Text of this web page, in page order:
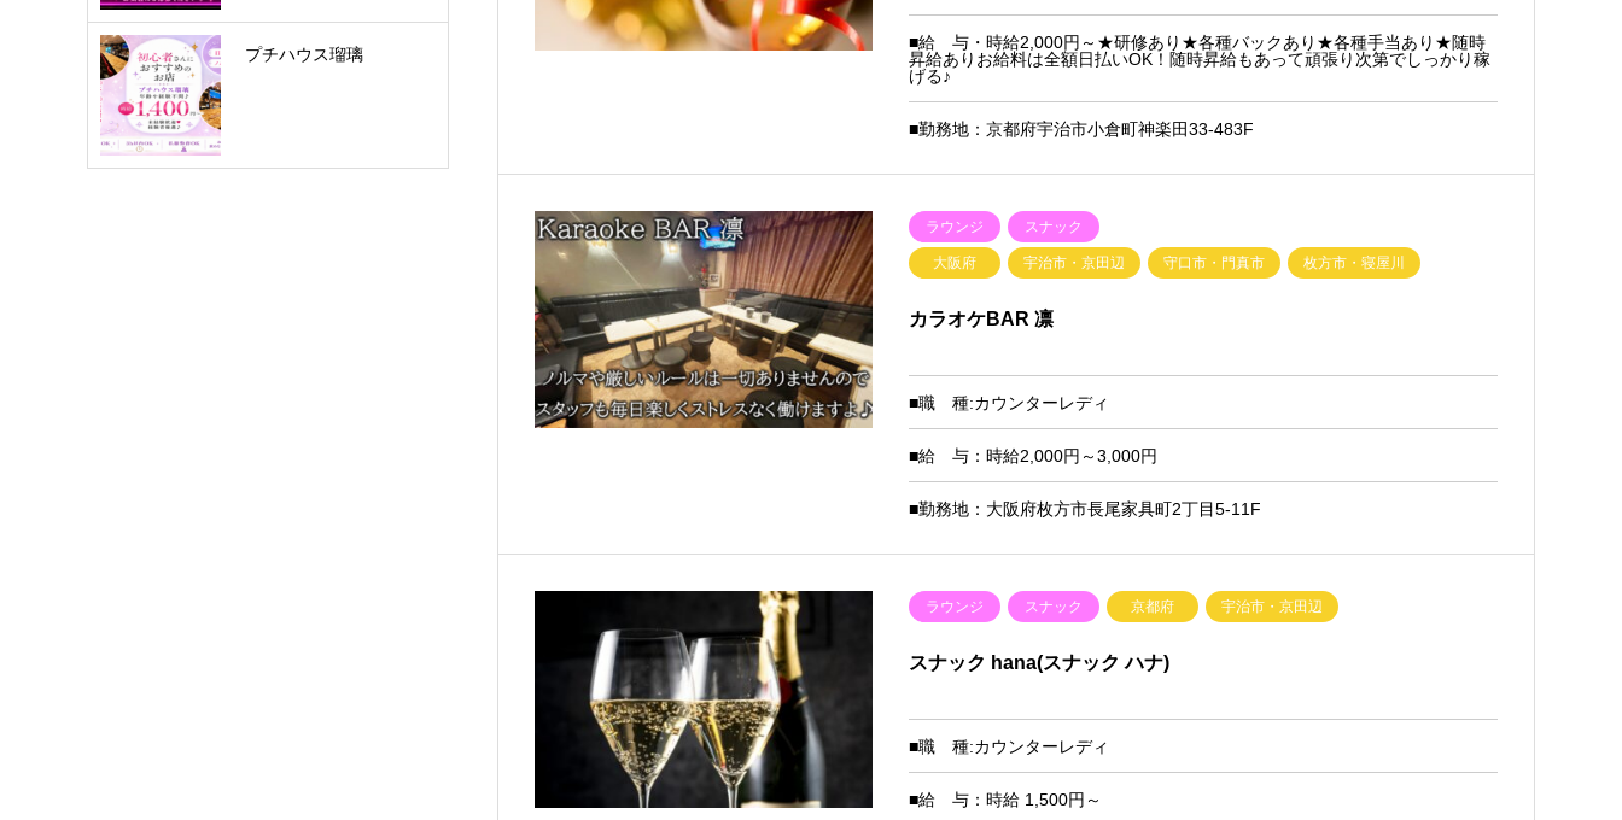
■給 与・時給2,000円～★研修あり★各種バックあり★各種手当あり★随時
昇給ありお給料は全額日払いOK！随時昇給もあって頑張り次第でしっかり稼
げる♪
■勤務地：京都府宇治市小倉町神楽田33-483F
ラウンジ スナック
大阪府 宇治市・京田辺 守口市・門真市 枚方市・寝屋川
カラオケBAR 凛
■職 種:カウンターレディ
■給 与：時給2,000円～3,000円
■勤務地：大阪府枚方市長尾家具町2丁目5-11F
ラウンジ スナック 京都府 宇治市・京田辺
スナック hana(スナック ハナ)
■職 種:カウンターレディ
■給 与：時給 1,500円～
プチハウス瑠璃